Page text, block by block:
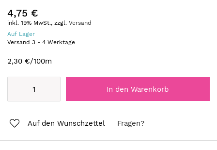
4,75 €
inkl. 19% MwSt., zzgl. Versand
Auf Lager
Versand 3 - 4 Werktage
2,30 €/100m
In den Warenkorb
Auf den Wunschzettel Fragen?